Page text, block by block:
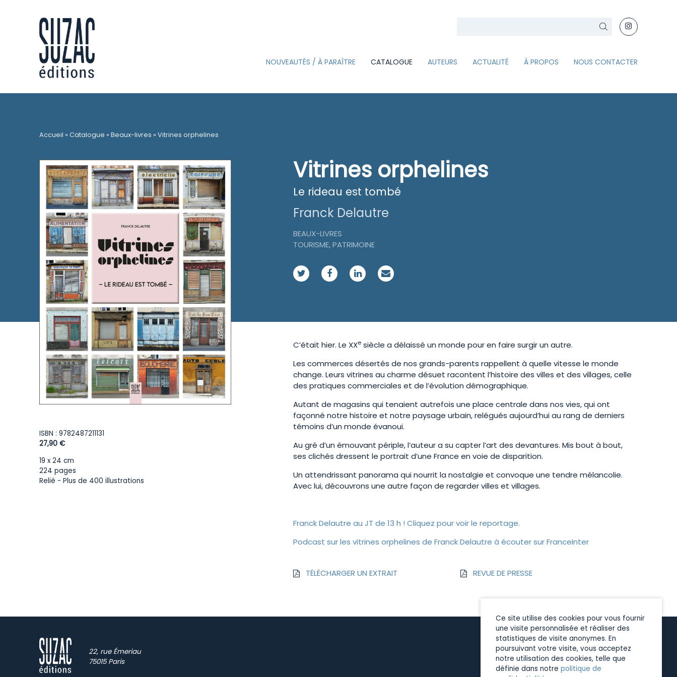
Rechercher
NOUVEAUTÉS / À PARAÎTRE CATALOGUE
PETITE DÉCLARATION
D’AMOUR
L’ÉCOLE DE
LES GUIDES NATURE
RÉCITS
SUZAC TOURISME
AUTEURS ACTUALITÉ À PROPOS NOUS CONTACTER
Accueil »Catalogue »Beaux-livres »Vitrines orphelines
Vitrines orphelines
Le rideau est tombé
Franck Delautre
BEAUX-LIVRES
TOURISME, PATRIMOINE
C’était hier. Le XXe siècle a délaissé un monde pour en faire surgir un autre.
Les commerces désertés de nos grands-parents rappellent à quelle vitesse le monde
change. Leurs vitrines au charme désuet racontent l’histoire des villes et des villages, celle
des pratiques commerciales et de l’évolution démographique.
Autant de magasins qui tenaient autrefois une place centrale dans nos vies, qui ont
façonné notre histoire et notre paysage urbain, relégués aujourd’hui au rang de derniers
témoins d’un monde évanoui.
Au gré d’un émouvant périple, l’auteur a su capter l’art des devantures.Mis bout à bout,
ses clichés dressent le portrait d’une France en voie de disparition.
Un attendrissant panorama qui nourrit la nostalgie et convoque une tendre mélancolie.
Avec lui, découvrons une autre façon de regarder villes et villages.
Franck Delautre au JT de 13 h ! Cliquez pour voir le reportage.
Podcast sur les vitrines orphelines de Franck Delautre à écouter sur FranceInter
TÉLÉCHARGER UN EXTRAIT REVUE DE PRESSE
ISBN : 9782487211131
27,90 €
19 x 24 cm
224 pages
Relié - Plus de 400 illustrations
22, rue Émeriau
75015 Paris
Ce site utilise des cookies pour vous fournir
une visite personnalisée et réaliser des
statistiques de visite anonymes. En
poursuivant votre visite, vous acceptez
notre utilisation des cookies, telle que
définie dans notre politique de